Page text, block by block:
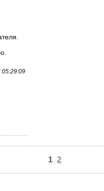
05:29:09
1 2